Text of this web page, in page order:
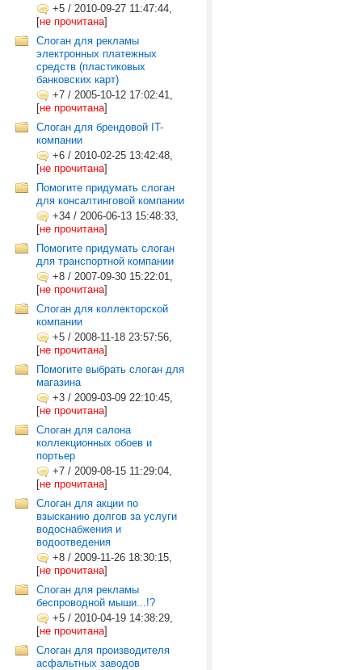
+5 / 2010-09-27 11:47:44,
[не прочитана]
Слоган для рекламы
электронных платежных
средств (пластиковых
банковских карт)
+7 / 2005-10-12 17:02:41,
[не прочитана]
Слоган для брендовой IT-
компании
+6 / 2010-02-25 13:42:48,
[не прочитана]
Помогите придумать слоган
для консалтинговой компании
+34 / 2006-06-13 15:48:33,
[не прочитана]
Помогите придумать слоган
для транспортной компании
+8 / 2007-09-30 15:22:01,
[не прочитана]
Слоган для коллекторской
компании
+5 / 2008-11-18 23:57:56,
[не прочитана]
Помогите выбрать слоган для
магазина
+3 / 2009-03-09 22:10:45,
[не прочитана]
Слоган для салона
коллекционных обоев и
портьер
+7 / 2009-08-15 11:29:04,
[не прочитана]
Слоган для акции по
взысканию долгов за услуги
водоснабжения и
водоотведения
+8 / 2009-11-26 18:30:15,
[не прочитана]
Слоган для рекламы
беспроводной мыши...!?
+5 / 2010-04-19 14:38:29,
[не прочитана]
Слоган для производителя
асфальтных заводов